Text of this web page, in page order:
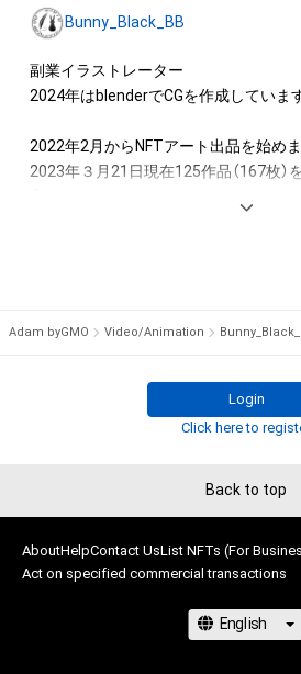
など）を作成する
アイテムに関する注意事項
・本アイテムに関する創作物(画像および
権(著作権、特許権、実用新案権、商標権
産権(それらの権利を取得し、又はそれ
作権を有する方、著作隣接権の権利者
けている者によって保護されています
の管理委託を受けている者からの事前
権を侵害するおそれのある行為(改変、
ル、リバースエンジニアリングを含み
に反する利用またはその恐れのある利
Bunny_Black_BB
副業イラストレーター
2024年はblenderでCGを作成していま
2022年2月からNFTアート出品を始め
2023年３月21日現在125作品（167枚）
Adam byGMO Video/Animation
Login
Click here to
Back to top
AboutHelpContact UsList NFTs (For
Act on specified commercial transactions